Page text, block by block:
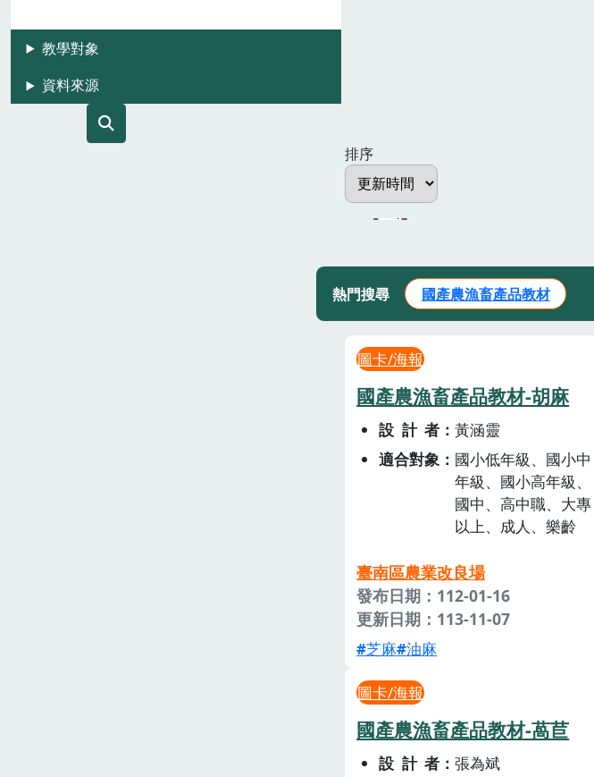
教學對象
資料來源
排序
熱門搜尋 國產農漁畜產品教材
圖卡/海報
國產農漁畜產品教材-胡麻
設計者
黃涵靈
適合對象
國小低年級、國小中
年級、國小高年級、
國中、高中職、大專
以上、成人、樂齡
臺南區農業改良場
發布日期：112-01-16
更新日期：113-11-07
芝麻 油麻
圖卡/海報
國產農漁畜產品教材-萵苣
設計者
張為斌